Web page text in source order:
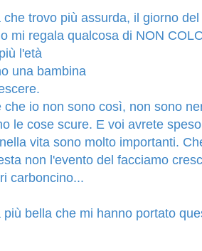
che trovo più assurda, il giorno
mi regala qualcosa di NON
l'età
una bambina
che io non sono così, non sono
le cose scure. E voi avrete
vita sono molto importanti.
non l'evento del facciamo
carboncino...
più bella che mi hanno portato